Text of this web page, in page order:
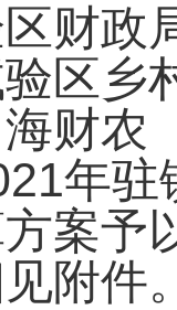
财政
区乡
财农
年
案予
附件